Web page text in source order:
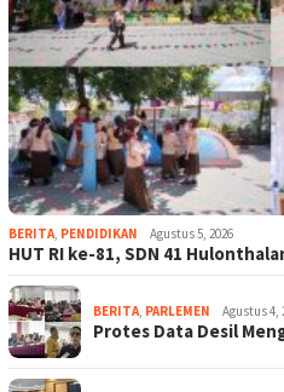
BERITA, PENDIDIKAN Agustus 5, 2026
HUT RI ke-81, SDN 41
BERITA, PARLEMEN Agustus 4,
Protes Data Desil